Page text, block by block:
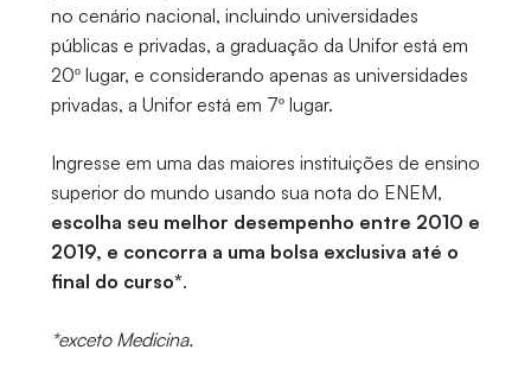
no cenário nacional, incluindo universidades
públicas e privadas, a graduação da Unifor está em
20º lugar, e considerando apenas as universidades
privadas, a Unifor está em 7º lugar.
Ingresse em uma das maiores instituições de ensino
superior do mundo usando sua nota do ENEM,
escolha seu melhor desempenho entre 2010 e
2019, e concorra a uma bolsa exclusiva até o
final do curso*.
*exceto Medicina.